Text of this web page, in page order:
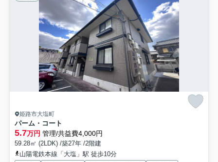
姫路市大塩町
パーム・コート
5.7万円 管理/共益費4,000円
59.28㎡ (2LDK) /築27年 /2階建
山陽電鉄本線「大塩」駅 徒歩10分